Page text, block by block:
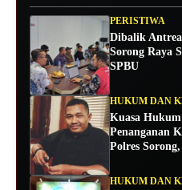
PERISTIWA
Dibalik
Sorong Raya
SPBU
HUKUM DAN
Kuasa
Penanganan
Polres
HUKUM DAN